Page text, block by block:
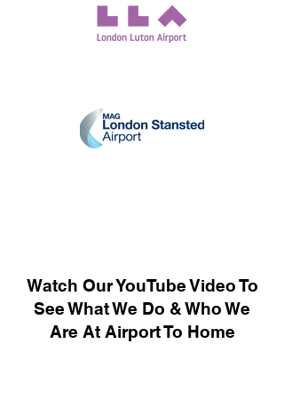
Watch Our YouTube Video To
See What We Do & Who We
Are At Airport To Home